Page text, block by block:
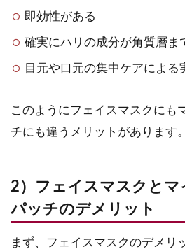
即効性がある
確実にハリの成分が角質層ま
目元や口元の集中ケアによる
このようにフェイスマスクにも
チにも違うメリットがあります。
2）フェイスマスクと
パッチのデメリット
まず、フェイスマスクのデメリ